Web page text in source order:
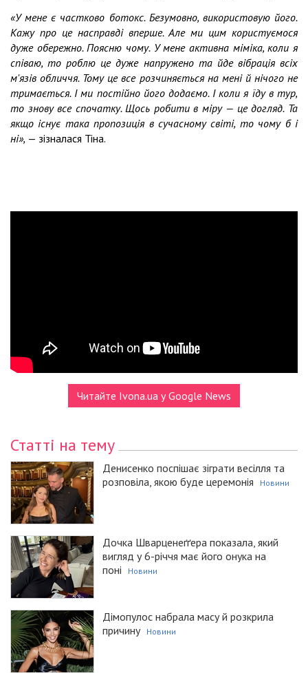
«У мене є частково ботокс. Безумовно, використовую його.
Кажу про це насправді вперше. Але ми цим користуємося
дуже обережно. Поясню чому. У мене активна міміка, коли я
співаю, то роблю це дуже напружено та йде вібрація всіх
м'язів обличчя. Тому це все розчиняється на мені й нічого не
тримається. І ми постійно його додаємо. І коли я їду в тур,
то знову все спочатку. Щось робити в міру — це догляд. Та
якщо існує така пропозиція в сучасному світі, то чому б і
ні», — зізналася Тіна.
Читайте Ivona.ua у Google News
Статті на тему
Денисенко поспішає зіграти весілля та
розповіла, якою буде церемонія
Новини
Дочка Шварценеґґера показала, який
вигляд у 6-річчя має його онука на
поні
Новини
Дімопулос набрала масу й розкрила
причину
Новини